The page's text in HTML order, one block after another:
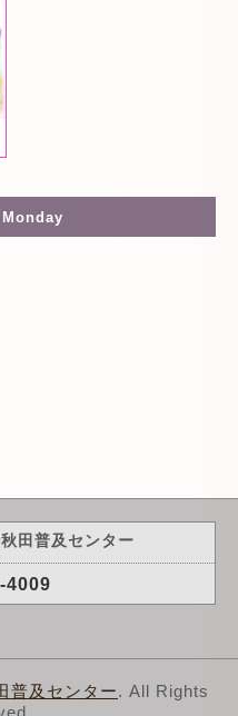
田普及センター
4009
普及センター. All Rights